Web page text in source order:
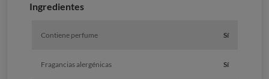
Ingredientes
Contiene perfume Sí
Fragancias alergénicas Sí